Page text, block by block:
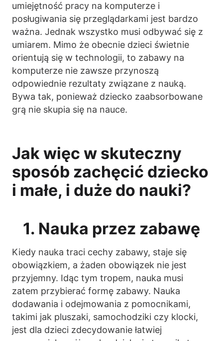
umiejętność pracy na komputerze i
posługiwania się przeglądarkami jest bardzo
ważna. Jednak wszystko musi odbywać się z
umiarem. Mimo że obecnie dzieci świetnie
orientują się w technologii, to zabawy na
komputerze nie zawsze przynoszą
odpowiednie rezultaty związane z nauką.
Bywa tak, ponieważ dziecko zaabsorbowane
grą nie skupia się na nauce.
Jak więc w skuteczny
sposób zachęcić dziecko
i małe, i duże do nauki?
1. Nauka przez zabawę
Kiedy nauka traci cechy zabawy, staje się
obowiązkiem, a żaden obowiązek nie jest
przyjemny. Idąc tym tropem, nauka musi
zatem przybierać formę zabawy. Nauka
dodawania i odejmowania z pomocnikami,
takimi jak pluszaki, samochodziki czy klocki,
jest dla dzieci zdecydowanie łatwiej